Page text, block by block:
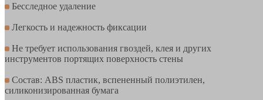
Бесследное удаление
Легкость и надежность фиксации
Не требует использования гвоздей, клея и других
инструментов портящих поверхность стены
Состав: ABS пластик, вспененный полиэтилен,
силиконизированная бумага